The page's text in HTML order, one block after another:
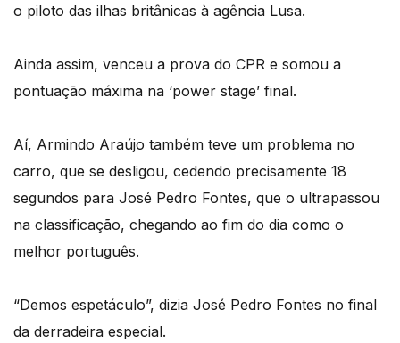
o piloto das ilhas britânicas à agência Lusa.
Ainda assim, venceu a prova do CPR e somou a
pontuação máxima na ‘power stage’ final.
Aí, Armindo Araújo também teve um problema no
carro, que se desligou, cedendo precisamente 18
segundos para José Pedro Fontes, que o ultrapassou
na classificação, chegando ao fim do dia como o
melhor português.
“Demos espetáculo”, dizia José Pedro Fontes no final
da derradeira especial.